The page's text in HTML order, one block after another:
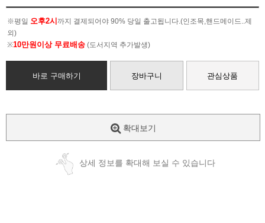
※평일 오후2시 까지 결제되어야 90% 당일 출고됩니다.(인조목,핸드메이드..제
외)
※10만원이상 무료배송 (도서지역 추가발생)
바로 구매하기 장바구니 관심상품
확대보기
상세 정보를 확대해 보실 수 있습니다